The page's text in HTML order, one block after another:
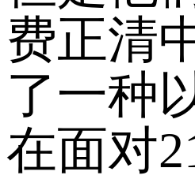
费正清
了一种
在面对